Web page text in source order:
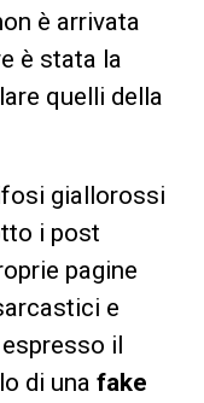
è arrivata
è stata la
quelli della
giallorossi
i post
pagine
e
il
di una fake